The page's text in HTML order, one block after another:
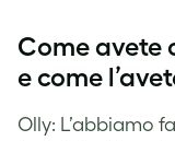
Come avete
e come
Olly: L’abbiamo